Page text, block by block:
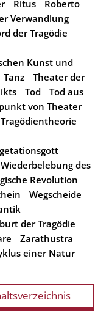
Ritus
Roberto
Verwandlung
der Tragödie
Kunst und
Tanz
Theater der
Tod
Tod aus
von Theater
Tragödientheorie
des
Revolution
Wegscheide
der Tragödie
Zarathustra
einer Natur